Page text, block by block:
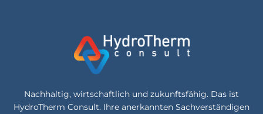
Nachhaltig, wirtschaftlich und zukunftsfähig. Das ist
HydroTherm Consult. Ihre anerkannten Sachverständigen